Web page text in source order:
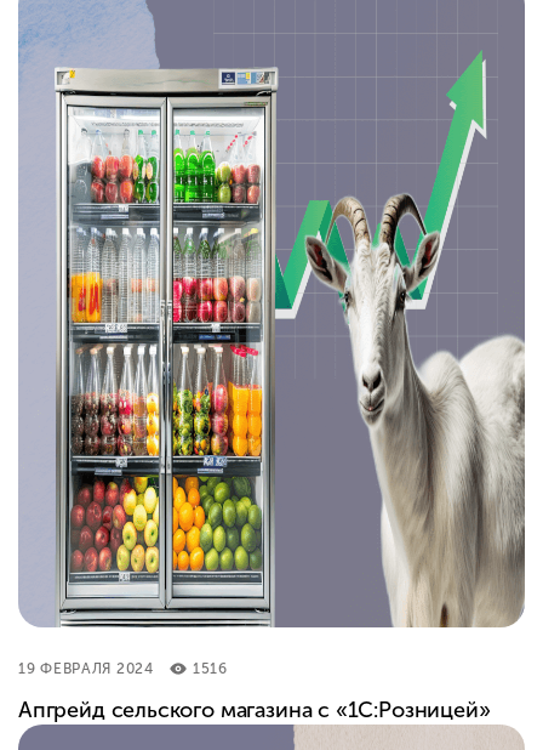
19 ФЕВРАЛЯ 2024 1516
Апгрейд сельского магазина с «1С:Розницей»